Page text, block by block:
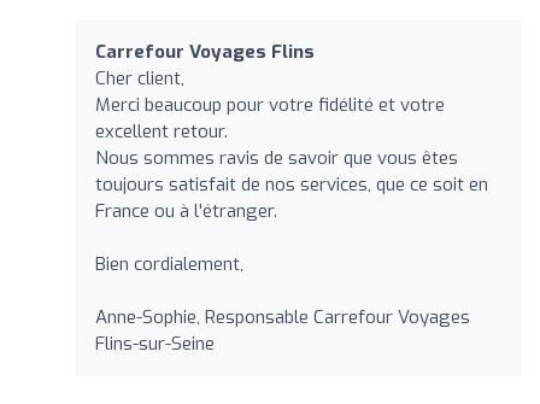
Carrefour Voyages Flins
Cher client,
Merci beaucoup pour votre fidélité et votre
excellent retour.
Nous sommes ravis de savoir que vous êtes
toujours satisfait de nos services, que ce soit en
France ou à l'étranger.
Bien cordialement,
Anne-Sophie, Responsable Carrefour Voyages
Flins-sur-Seine